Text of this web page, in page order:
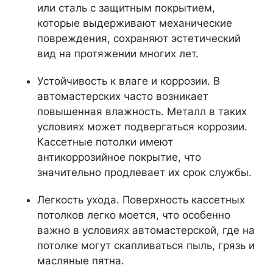
или сталь с защитным покрытием,
которые выдерживают механические
повреждения, сохраняют эстетический
вид на протяжении многих лет.
Устойчивость к влаге и коррозии. В
автомастерских часто возникает
повышенная влажность. Металл в таких
условиях может подвергаться коррозии.
Кассетные потолки имеют
антикоррозийное покрытие, что
значительно продлевает их срок службы.
Легкость ухода. Поверхность кассетных
потолков легко моется, что особенно
важно в условиях автомастерской, где на
потолке могут скапливаться пыль, грязь и
масляные пятна.